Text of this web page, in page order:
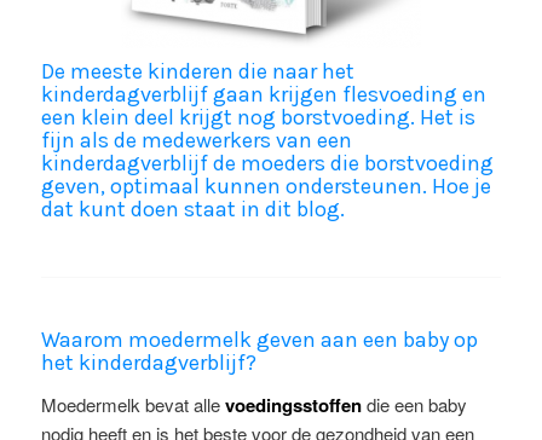
De meeste kinderen die naar het
kinderdagverblijf gaan krijgen flesvoeding en
een klein deel krijgt nog borstvoeding. Het is
fijn als de medewerkers van een
kinderdagverblijf de moeders die borstvoeding
geven, optimaal kunnen ondersteunen. Hoe je
dat kunt doen staat in dit blog.
Waarom moedermelk geven aan een baby op
het kinderdagverblijf?
Moedermelk bevat allevoedingsstoffendie een baby
nodig heeft en is het beste voor de gezondheid van een